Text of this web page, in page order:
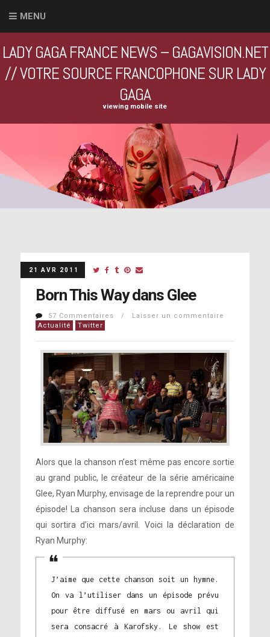
MENU
LADY GAGA FRANCE NEWS – GAGAVISION.NET
// VOTRE SOURCE FRANCOPHONE SUR LADY
GAGA
viewing mobile site
21 AVR 2011
Born This Way dans Glee
57 Commentaires / Laisser un commentaire
Actualité
Twitter
Alors que la chanson n’est même pas encore sortie
au grand public, le créateur de la série américaine
Glee, Ryan Murphy, envisage de la reprendre pour un
épisode! La chanson sera incluse dans un épisode
qui sortira d’ici mars/avril. Voici la déclaration de
Ryan Murphy:
J’aime que cette chanson soit un hymne.
On va l’utiliser dans un épisode prévu
pour être diffusé en mars ou avril qui
sera consacré à Karofsky. Le show est